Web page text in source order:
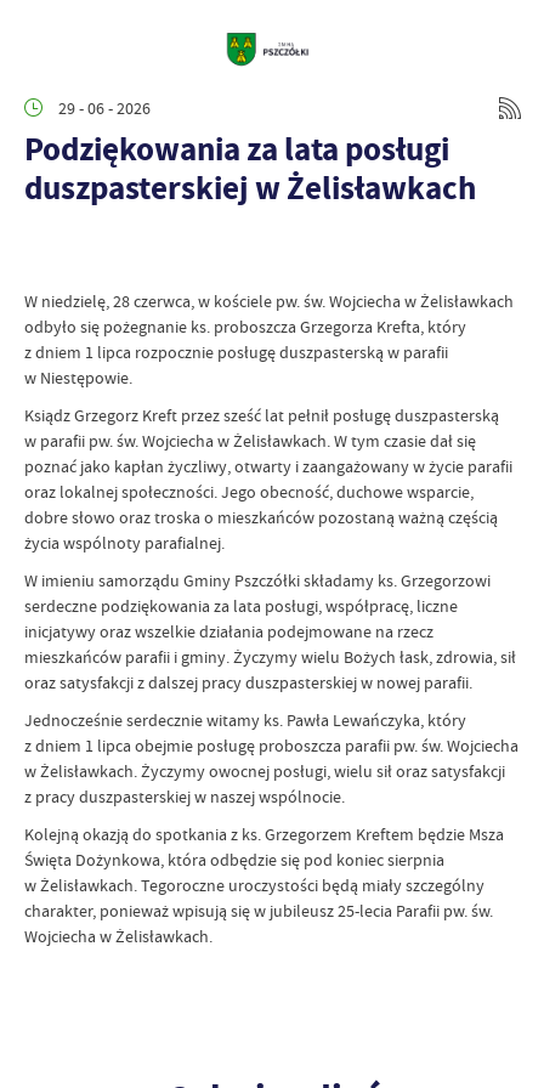
29 - 06 - 2026
Podziękowania za lata posługi
duszpasterskiej w Żelisławkach
W niedzielę, 28 czerwca, w kościele pw. św. Wojciecha w Żelisławkach
odbyło się pożegnanie ks. proboszcza Grzegorza Krefta, który
z dniem 1 lipca rozpocznie posługę duszpasterską w parafii
w Niestępowie.
Ksiądz Grzegorz Kreft przez sześć lat pełnił posługę duszpasterską
w parafii pw. św. Wojciecha w Żelisławkach. W tym czasie dał się
poznać jako kapłan życzliwy, otwarty i zaangażowany w życie parafii
oraz lokalnej społeczności. Jego obecność, duchowe wsparcie,
dobre słowo oraz troska o mieszkańców pozostaną ważną częścią
życia wspólnoty parafialnej.
W imieniu samorządu Gminy Pszczółki składamy ks. Grzegorzowi
serdeczne podziękowania za lata posługi, współpracę, liczne
inicjatywy oraz wszelkie działania podejmowane na rzecz
mieszkańców parafii i gminy. Życzymy wielu Bożych łask, zdrowia, sił
oraz satysfakcji z dalszej pracy duszpasterskiej w nowej parafii.
Jednocześnie serdecznie witamy ks. Pawła Lewańczyka, który
z dniem 1 lipca obejmie posługę proboszcza parafii pw. św. Wojciecha
w Żelisławkach. Życzymy owocnej posługi, wielu sił oraz satysfakcji
z pracy duszpasterskiej w naszej wspólnocie.
Kolejną okazją do spotkania z ks. Grzegorzem Kreftem będzie Msza
Święta Dożynkowa, która odbędzie się pod koniec sierpnia
w Żelisławkach. Tegoroczne uroczystości będą miały szczególny
charakter, ponieważ wpisują się w jubileusz 25-lecia Parafii pw. św.
Wojciecha w Żelisławkach.